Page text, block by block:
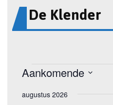
De Klender